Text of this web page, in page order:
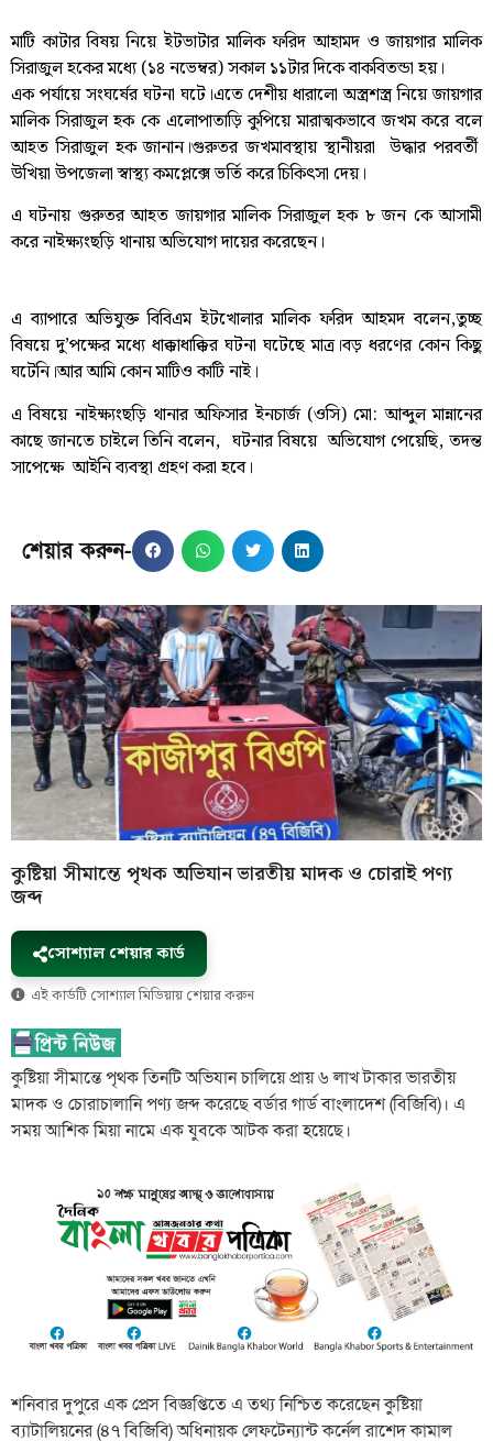
মাটি কাটার বিষয় নিয়ে ইটভাটার মালিক ফরিদ আহামদ ও জায়গার মালিক
সিরাজুল হকের মধ্যে (১৪ নভেম্বর) সকাল ১১টার দিকে বাকবিতন্ডা হয়।
এক পর্যায়ে সংঘর্ষের ঘটনা ঘটে।এতে দেশীয় ধারালো অস্ত্রশস্ত্র নিয়ে জায়গার
মালিক সিরাজুল হক কে এলোপাতাড়ি কুপিয়ে মারাত্মকভাবে জখম করে বলে
আহত সিরাজুল হক জানান।গুরুতর জখমাবস্থায় স্থানীয়রা উদ্ধার পরবর্তী
উখিয়া উপজেলা স্বাস্থ্য কমপ্লেক্সে ভর্তি করে চিকিৎসা দেয়।
এ ঘটনায় গুরুতর আহত জায়গার মালিক সিরাজুল হক ৮ জন কে আসামী
করে নাইক্ষ্যংছড়ি থানায় অভিযোগ দায়ের করেছেন।
এ ব্যাপারে অভিযুক্ত বিবিএম ইটখোলার মালিক ফরিদ আহমদ বলেন,তুচ্ছ
বিষয়ে দু’পক্ষের মধ্যে ধাক্কাধাক্কির ঘটনা ঘটেছে মাত্র।বড় ধরণের কোন কিছু
ঘটেনি।আর আমি কোন মাটিও কাটি নাই।
এ বিষয়ে নাইক্ষ্যংছড়ি থানার অফিসার ইনচার্জ (ওসি) মো: আব্দুল মান্নানের
কাছে জানতে চাইলে তিনি বলেন, ঘটনার বিষয়ে অভিযোগ পেয়েছি, তদন্ত
সাপেক্ষে আইনি ব্যবস্থা গ্রহণ করা হবে।
শেয়ার করুন-
কুষ্টিয়া সীমান্তে পৃথক অভিযান ভারতীয় মাদক ও চোরাই পণ্য
জব্দ
সোশ্যাল শেয়ার কার্ড
এই কার্ডটি সোশ্যাল মিডিয়ায় শেয়ার করুন
কুষ্টিয়া সীমান্তে পৃথক তিনটি অভিযান চালিয়ে প্রায় ৬ লাখ টাকার ভারতীয়
মাদক ও চোরাচালানি পণ্য জব্দ করেছে বর্ডার গার্ড বাংলাদেশ (বিজিবি)। এ
সময় আশিক মিয়া নামে এক যুবকে আটক করা হয়েছে।
শনিবার দুপুরে এক প্রেস বিজ্ঞপ্তিতে এ তথ্য নিশ্চিত করেছেন কুষ্টিয়া
ব্যাটালিয়নের (৪৭ বিজিবি) অধিনায়ক লেফটেন্যান্ট কর্নেল রাশেদ কামাল